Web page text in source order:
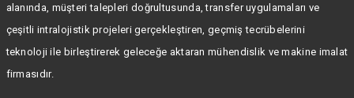
alanında, müşteri talepleri doğrultusunda, transfer uygulamaları ve
çeşitli intralojistik projeleri gerçekleştiren, geçmiş tecrübelerini
teknoloji ile birleştirerek geleceğe aktaran mühendislik ve makine imalat
firmasıdır.